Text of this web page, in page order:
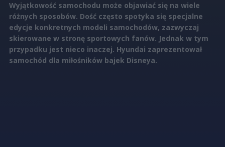
Wyjątkowość samochodu może objawiać się na wiele
różnych sposobów. Dość często spotyka się specjalne
edycje konkretnych modeli samochodów, zazwyczaj
skierowane w stronę sportowych fanów. Jednak w tym
przypadku jest nieco inaczej. Hyundai zaprezentował
samochód dla miłośników bajek Disneya.